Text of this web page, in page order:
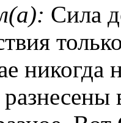
Сила
никогда